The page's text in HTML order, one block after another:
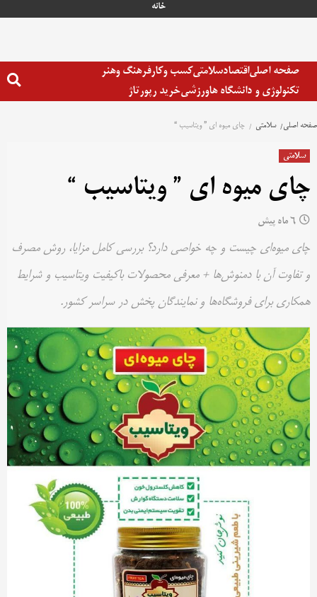
خانه
صفحه اصلیاقتصادسلامتیکسب وکارفرهنگ وهنر
تکنولوژی و دانشگاه هاورزشیخرید رپورتاژ
صفحه اصلی سلامتی چای میوه ای ” ویتاسیب “
سلامتی
چای میوه ای ” ویتاسیب “
6 ماه پیش
چای میوه‌ای چیست و چه خواصی دارد؟ بررسی کامل مزایا، روش مصرف
و تفاوت آن با دمنوش‌ها + معرفی محصولات باکیفیت ویتاسیب و شرایط
همکاری برای فروشگاه‌ها و نمایندگان پخش در سراسر کشور.